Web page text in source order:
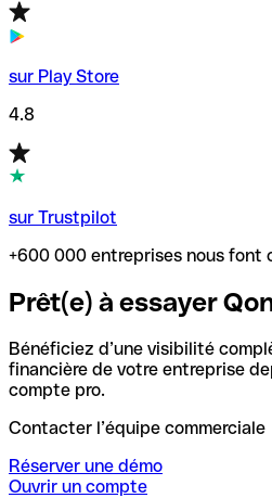
sur Play Store
4.8
sur Trustpilot
+600 000 entreprises nous font
Prêt(e) à essayer
Bénéficiez d’une visibilité
financière de votre entreprise
compte pro.
Contacter l’équipe commerciale
Réserver une démo
Ouvrir un compte